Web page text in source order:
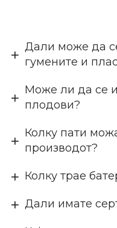
Дали може да
гумените и
Може ли да се
плодови?
Колку пати
производот?
Колку трае
Дали имате